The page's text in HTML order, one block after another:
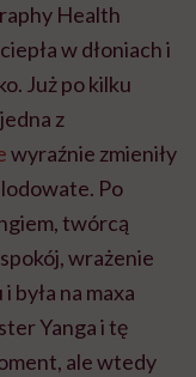
Health
w dłoniach i
Już po kilku
z
wyraźnie zmieniły
Po
twórcą
wrażenie
była na maxa
Yanga i tę
ale wtedy